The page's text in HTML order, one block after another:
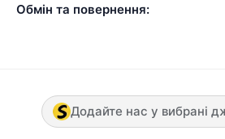
Обмін та повернення:
Додайте нас у вибрані